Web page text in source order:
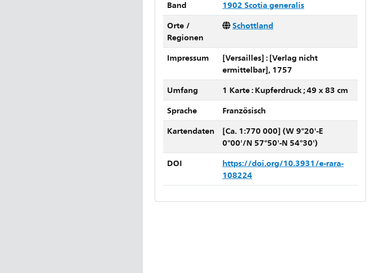
Band
1902 Scotia generalis
Orte /
Regionen
Schottland
Impressum
[Versailles] : [Verlag nicht
ermittelbar], 1757
Umfang
1 Karte : Kupferdruck ; 49 x 83 cm
Sprache
Französisch
Kartendaten
[Ca. 1:770 000] (W 9°20'-E
0°00'/N 57°50'-N 54°30')
DOI
https://doi.org/10.3931/e-rara-
108224